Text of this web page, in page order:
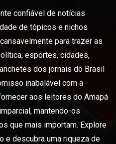
confiável de notícias
de tópicos e nichos
para trazer as
esportes, cidades,
dos jornais do Brasil
inabalável com a
aos leitores do Amapá
mantendo-os
que mais importam. Explore
e descubra uma riqueza de